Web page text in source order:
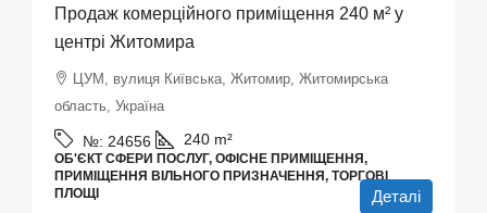
Продаж комерційного приміщення 240 м² у
центрі Житомира
ЦУМ, вулиця Київська, Житомир, Житомирська
область, Україна
№: 24656 240 m²
ОБ'ЄКТ СФЕРИ ПОСЛУГ, ОФІСНЕ ПРИМІЩЕННЯ,
ПРИМІЩЕННЯ ВІЛЬНОГО ПРИЗНАЧЕННЯ, ТОРГОВІ
ПЛОЩІ
Деталі